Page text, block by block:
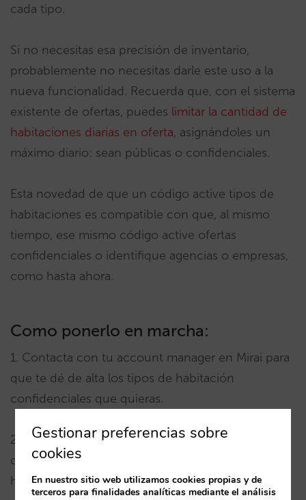
cada tipo.
Si no necesitas esa precisión de inventario,
probablemente no necesitas darle este uso a la
nueva funcionalidad. Recuerda que, con el sistema
existente de ofertas, puedes limitar la cantidad de
habitaciones diarias en oferta, asignándoles un
máximo diario: sean públicas o confidenciales.
Esta novedad de que un código active tipos de
habitaciones es compatible con que, al mismo
tiempo, ese mismo código active ofertas
confidenciales o identifique agencias o empresas,
como hasta ahora.
Como ponerlo en marcha:
1. Contacta con tu account manager en Mirai para
que te dé de alta los tipos de habitación
confidenciales que quieras.
2. Tú mismo en la extranet puedes marcar que
cualquier código, existente o nuevo, active esas
habitaciones confidenciales.
Gestionar preferencias sobre
cookies
En nuestro sitio web utilizamos cookies propias y de
terceros para finalidades analíticas mediante el análisis